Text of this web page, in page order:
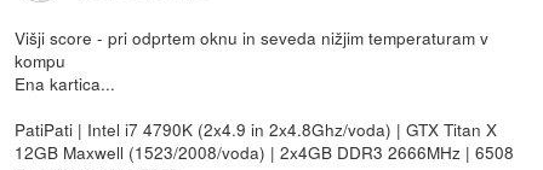
Višji score - pri odprtem oknu in seveda nižjim temperaturam v
kompu
Ena kartica...
PatiPati | Intel i7 4790K (2x4.9 in 2x4.8Ghz/voda) | GTX Titan X
12GB Maxwell (1523/2008/voda) | 2x4GB DDR3 2666MHz | 6508